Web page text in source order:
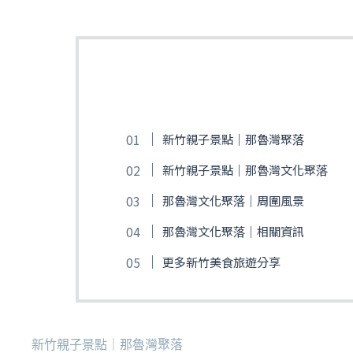
新竹親子景點｜那魯灣聚落
新竹親子景點｜那魯灣文化聚落
那魯灣文化聚落｜周圍風景
那魯灣文化聚落｜相關資訊
更多新竹美食旅遊分享
新竹親子景點｜那魯灣聚落